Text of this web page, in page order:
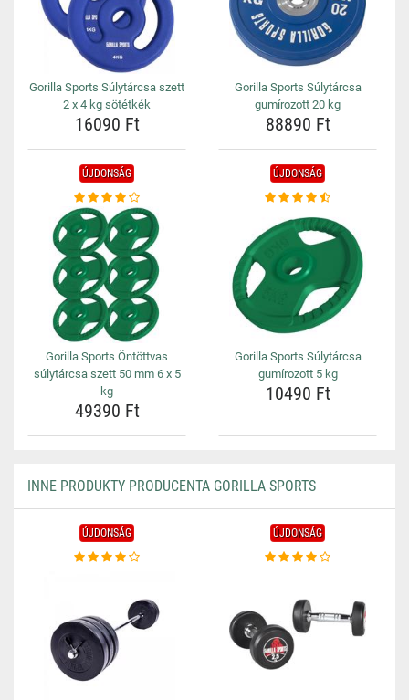
Gorilla Sports Súlytárcsa szett
2 x 4 kg sötétkék
16090 Ft
Gorilla Sports Súlytárcsa
gumírozott 20 kg
88890 Ft
ÚJDONSÁG
Gorilla Sports Öntöttvas
súlytárcsa szett 50 mm 6 x 5
kg
49390 Ft
ÚJDONSÁG
Gorilla Sports Súlytárcsa
gumírozott 5 kg
10490 Ft
INNE PRODUKTY PRODUCENTA GORILLA SPORTS
ÚJDONSÁG ÚJDONSÁG